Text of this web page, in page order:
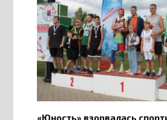
«Юность» взорвалась